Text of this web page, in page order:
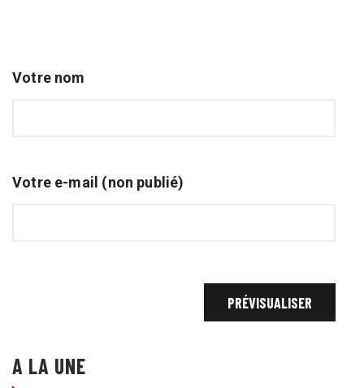
Votre nom
Votre e-mail (non publié)
A LA UNE